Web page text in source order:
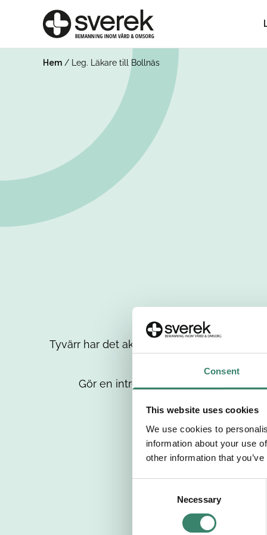
Consent
This website uses cookies
We use cookies to
information about your use
other information that
Necessary
Hem / Leg. Läkare till Bollnäs
Tyvärr har det aktuella jobbet tagits bort
Gör en intresseanmälan så